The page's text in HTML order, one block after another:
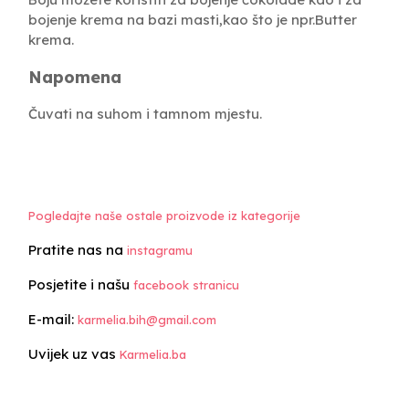
bojenje krema na bazi masti,kao što je npr.Butter
krema.
Napomena
Čuvati na suhom i tamnom mjestu.
Pogledajte naše ostale proizvode iz kategorije
Pratite nas na instagramu
Posjetite i našu facebook stranicu
E-mail: karmelia.bih@gmail.com
Uvijek uz vas Karmelia.ba